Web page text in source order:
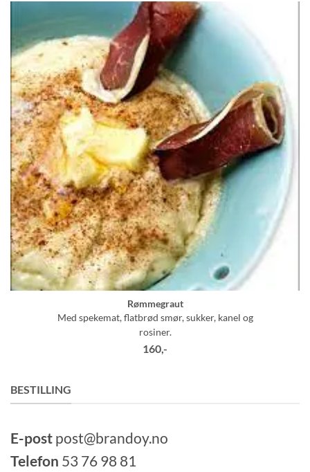
Rømmegraut
Med spekemat, flatbrød smør, sukker, kanel og
rosiner.
160,-
BESTILLING
E-post post@brandoy.no
Telefon 53 76 98 81